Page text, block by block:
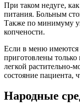
При таком недуге,
питания. Больным
Также по минимуму
копчености.
Если в меню
приготовлены
легкой растительно-
состояние пациента,
Народные